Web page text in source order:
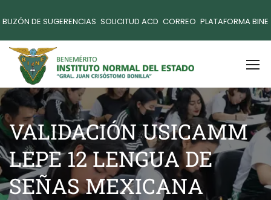
BUZÓN DE SUGERENCIAS SOLICITUD ACD CORREO PLATAFORMA BINE
VALIDACIÓN USICAMM
LEPE 12 LENGUA DE
SEÑAS MEXICANA